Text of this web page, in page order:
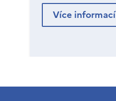
Více informací